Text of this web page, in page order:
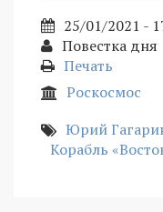
25/01/2021 -
Повестка дня
Печать
Роскосмос
Юрий
Корабль